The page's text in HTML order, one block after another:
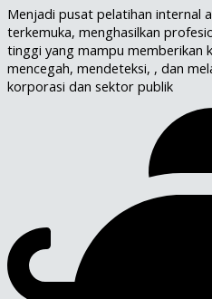
Menjadi pusat pelatihan internal
terkemuka, menghasilkan
tinggi yang mampu memberikan
mencegah, mendeteksi, , dan
korporasi dan sektor publik